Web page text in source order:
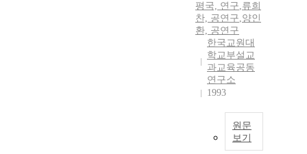
평국, 연구,류희
찬, 공연구,양인
환, 공연구
한국교원대
학교부설교
과교육공동
연구소
1993
원문
보기